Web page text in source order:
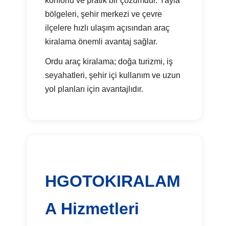
bölgeleri, şehir merkezi ve çevre
ilçelere hızlı ulaşım açısından araç
kiralama önemli avantaj sağlar.
Ordu araç kiralama; doğa turizmi, iş
seyahatleri, şehir içi kullanım ve uzun
yol planları için avantajlıdır.
HGOTOKIRALAM
A Hizmetleri